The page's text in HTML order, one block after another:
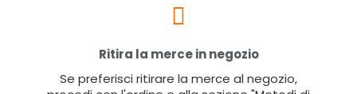
Ritira la merce in negozio
Se preferisci ritirare la merce al negozio,